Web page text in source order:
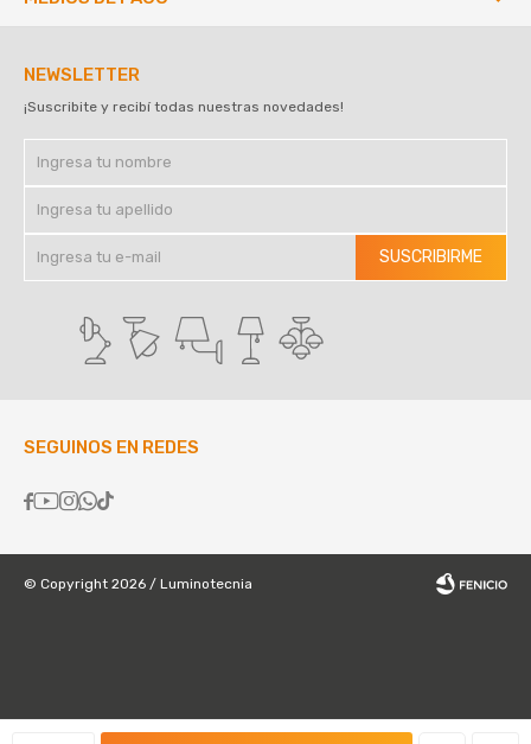
NEWSLETTER
¡Suscribite y recibí todas nuestras novedades!
SUSCRIBIRME
SEGUINOS EN REDES

© Copyright 2026 / Luminotecnia